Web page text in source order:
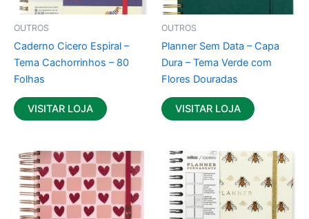
OUTROS
Caderno Cicero Espiral –
Tema Cachorrinhos – 80
Folhas
VISITAR LOJA
OUTROS
Planner Sem Data – Capa
Dura – Tema Verde com
Flores Douradas
VISITAR LOJA